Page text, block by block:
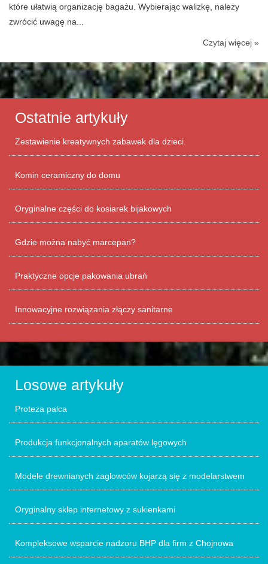
które ułatwią organizację bagażu. Wybierając walizkę, należy
zwrócić uwagę na...
Czytaj więcej »
Ostatnie artykuły
Zestawienie kreatywnych zabawek dla dzieci.
Komin ceramiczny do domu
Oryginalne części do kosiarek bijakowych
Gdzie można nabyć marcepan?
Praktyczne opcje pakowania ubrań
Innowacyjne rozwiązania złączy sanitarne
Losowe artykuły
Proteza palca
Produkcja funkcjonalnych aparatów lęgowych
Modele drewnianych żaglowców kojarzą się z modelarstwem
Oryginalny sklep internetowy z sukienkami
Kompleksowe wsparcie nadzoru BHP dla firm z Chojnowa